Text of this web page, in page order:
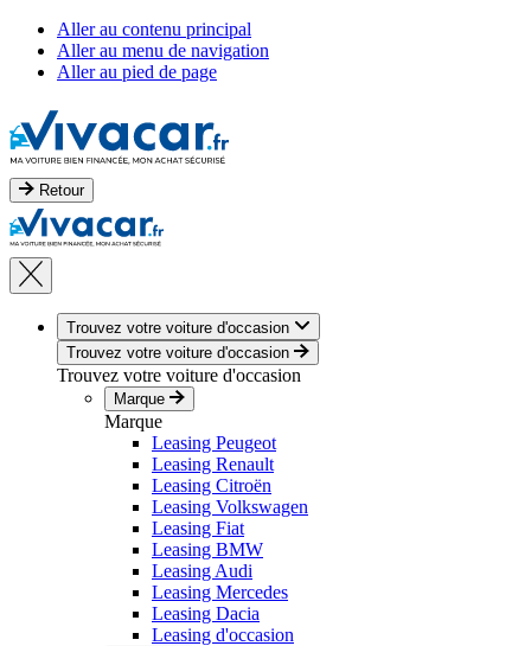
Aller au contenu principal
Aller au menu de navigation
Aller au pied de page
Retour
Trouvez votre voiture d'occasion
Trouvez votre voiture d'occasion
Trouvez votre voiture d'occasion
Marque
Marque
Leasing Peugeot
Leasing Renault
Leasing Citroën
Leasing Volkswagen
Leasing Fiat
Leasing BMW
Leasing Audi
Leasing Mercedes
Leasing Dacia
Leasing d'occasion